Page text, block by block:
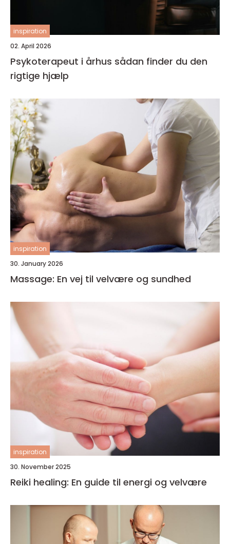
inspiration
02. April 2026
Psykoterapeut i århus sådan finder du den
rigtige hjælp
inspiration
30. January 2026
Massage: En vej til velvære og sundhed
inspiration
30. November 2025
Reiki healing: En guide til energi og velvære